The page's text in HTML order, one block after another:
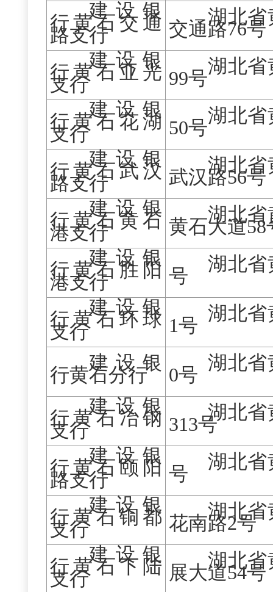
建设银
行黄石交通
路支行
湖北省
交通路76号
建设银
行黄石亚光
支行
湖北省
99号
建设银
行黄石花湖
支行
湖北省
50号
建设银
行黄石武汉
路支行
湖北省
武汉路56号
建设银
行黄石黄石
港支行
湖北省
黄石大道58
建设银
行黄石胜阳
港支行
湖北省
号
建设银
行黄石环球
支行
湖北省
1号
建设银
行黄石分行
湖北省
0号
建设银
行黄石冶钢
支行
湖北省
313号
建设银
行黄石颐阳
路支行
湖北省
号
建设银
行黄石铜都
支行
湖北省
花南路2号
建设银
行黄石下陆
支行
湖北省
展大道54号